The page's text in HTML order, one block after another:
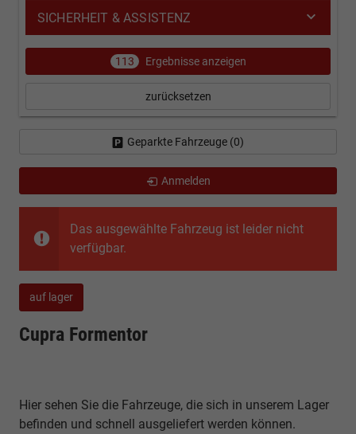
Das ausgewählte Fahrzeug ist leider nicht
verfügbar.
auf lager
Cupra Formentor
Hier sehen Sie die Fahrzeuge, die sich in unserem Lager
befinden und schnell ausgeliefert werden können.
SICHERHEIT & ASSISTENZ
113 Ergebnisse anzeigen
zurücksetzen
Geparkte Fahrzeuge (0)
Anmelden